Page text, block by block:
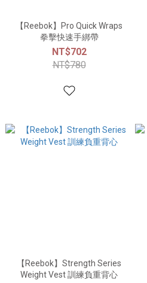
【Reebok】Pro Quick Wraps
拳擊快速手綁帶
NT$702
NT$780
【Reebok】Strength Series
Weight Vest 訓練負重背心